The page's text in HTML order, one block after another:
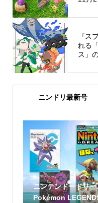
『ス
れる
ス」
ニンドリ最新号
ニンテンドードリ
Pokémon